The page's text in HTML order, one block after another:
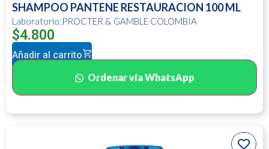
SHAMPOO PANTENE RESTAURACION 100 ML
Laboratorio:PROCTER & GAMBLE COLOMBIA
$4.800
Añadir al carrito
Ordenar vía WhatsApp